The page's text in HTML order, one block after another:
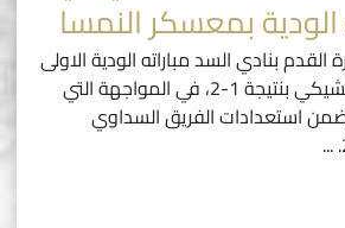
الودية بمعسكر النمسا
بنادي السد مباراته الودية الاولى
امام فريق سيجما التشيكي بنتيجة 1-2، في المواجهة التي
استعدادات الفريق السداوي
...